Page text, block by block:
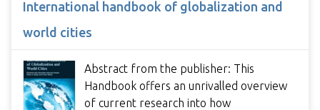
International handbook of globalization and
world cities
Abstract from the publisher: This
Handbook offers an unrivalled overview
of current research into how